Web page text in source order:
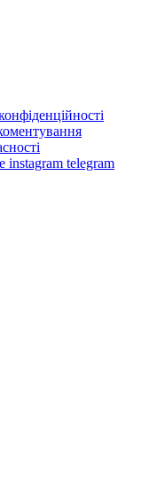
instagram telegram